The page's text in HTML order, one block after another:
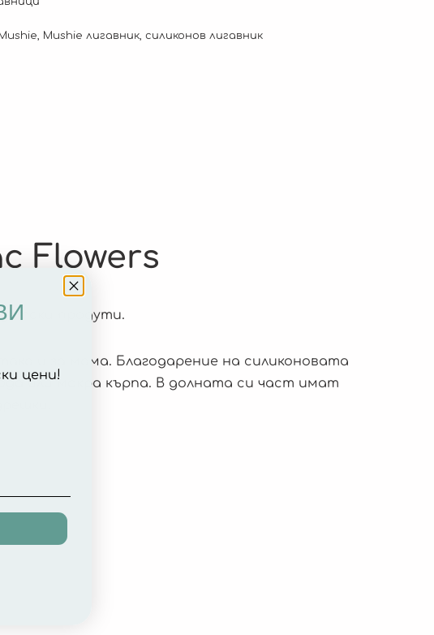
Mushie лигавник, силиконов лигавник
Flowers
продути.
и за мама. Благодарение на силиконовата
или мокра кърпа. В долната си част имат
цени!